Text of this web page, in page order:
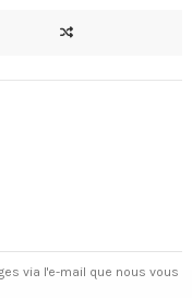
via l'e-mail que nous vous